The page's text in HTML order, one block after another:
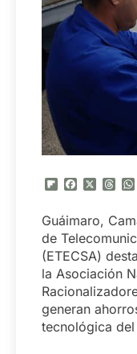
Flipboard
Facebook
X
Guáimaro,
de
(ETECSA)
la Asociación
generan
tecnológica del